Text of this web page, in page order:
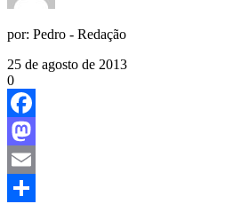
por: Pedro - Redação
25 de agosto de 2013
0
Facebook
Mastodon
Email